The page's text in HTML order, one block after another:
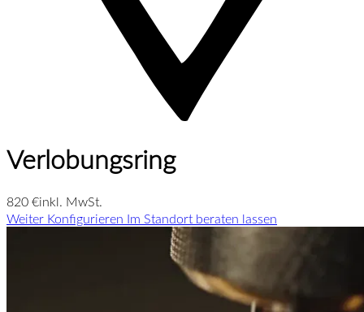
Verlobungsring
820 €inkl. MwSt.
Weiter Konfigurieren Im Standort beraten lassen